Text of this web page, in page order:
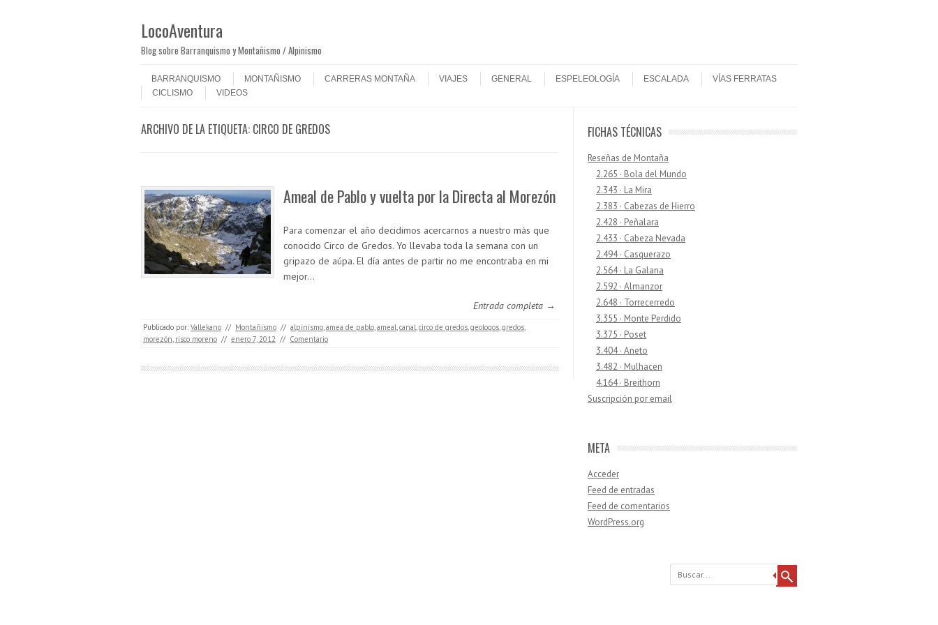
LocoAventura
Blog sobre Barranquismo y Montañismo / Alpinismo
Menú
BARRANQUISMO
MONTAÑISMO CARRERAS MONTAÑA VIAJES GENERAL ESPELEOLOGÍA ESCALADA
VÍAS FERRATAS
CICLISMO
VIDEOS
ARCHIVO DE LA ETIQUETA: CIRCO DE GREDOS
Ameal de Pablo y vuelta por la Directa al Morezón
Para comenzar el año decidimos acercarnos a nuestro más que
conocido Circo de Gredos. Yo llevaba toda la semana con un
gripazo de aúpa. El día antes de partir no me encontraba en mi
mejor…
Entrada completa →
Publicado por: Vallekano // Montañismo // alpinismo,amea de pablo,ameal,canal,circo de gredos,geologos,gredos,
morezón, risco moreno // enero 7, 2012 // Comentario
FICHAS TÉCNICAS
Reseñas de Montaña
2.265 · Bola del Mundo
2.343 · La Mira
2.383 · Cabezas de Hierro
2.428 · Peñalara
2.433 · Cabeza Nevada
2.494 · Casquerazo
2.564 · La Galana
2.592 · Almanzor
2.648 · Torrecerredo
3.355 · Monte Perdido
3.375 · Poset
3.404 · Aneto
3.482 · Mulhacen
4.164 · Breithorn
Suscripción por email
META
Acceder
Feed de entradas
Feed de comentarios
WordPress.org